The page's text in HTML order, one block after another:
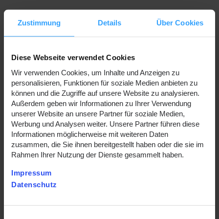
Zustimmung Details Über Cookies
Diese Webseite verwendet Cookies
Wir verwenden Cookies, um Inhalte und Anzeigen zu
personalisieren, Funktionen für soziale Medien anbieten zu
können und die Zugriffe auf unsere Website zu analysieren.
Außerdem geben wir Informationen zu Ihrer Verwendung
unserer Website an unsere Partner für soziale Medien,
Werbung und Analysen weiter. Unsere Partner führen diese
Informationen möglicherweise mit weiteren Daten
zusammen, die Sie ihnen bereitgestellt haben oder die sie im
Rahmen Ihrer Nutzung der Dienste gesammelt haben.
Impressum
Datenschutz
Torge im Interview mit
Hannes Blum und Dr.
Swantje Gährs
20.06.2023
Infrastruktur und stärkt die regionale Wirtschaft -
sondern auch beim Strombezug.